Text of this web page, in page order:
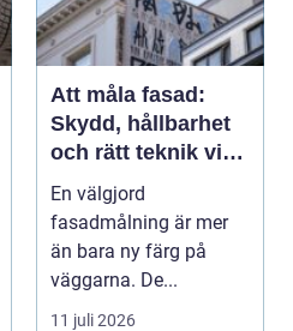
Att måla fasad:
Skydd, hållbarhet
och rätt teknik vid
fasadmålning
En välgjord
fasadmålning är mer
än bara ny färg på
väggarna. De...
11 juli 2026